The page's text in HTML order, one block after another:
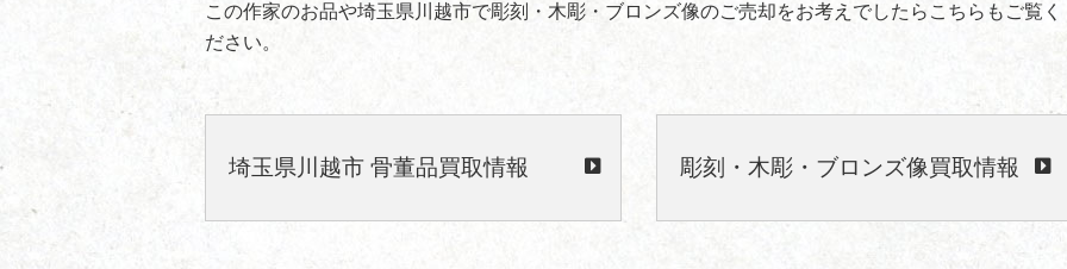
この作家のお品や埼玉県川越市で彫刻・木彫・ブロンズ像のご売却をお考えでしたらこちらもご覧く
ださい。
埼玉県川越市 骨董品買取情報 彫刻・木彫・ブロンズ像買取情報